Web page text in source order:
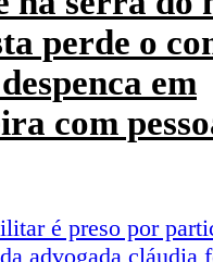
perde o
em
com